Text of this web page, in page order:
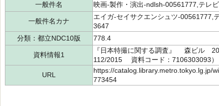
一般件名
映画-製作・演出-ndlsh-00561777,テレ
一般件名カナ
エイガ-セイサクエンシュツ-00561777,
3647
分類：都立NDC10版
778.4
資料情報1
『日本特撮に関する調査』 森ビル
112/2015 資料コード：7106303093）
URL
https://catalog.library.metro.tokyo.lg.jp/
773454